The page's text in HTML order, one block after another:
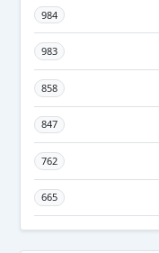
984
983
858
847
762
665